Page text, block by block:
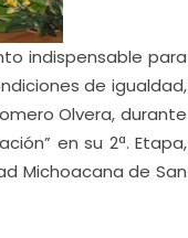
indispensable para
de igualdad,
Olvera, durante
en su 2ª. Etapa,
Michoacana de San